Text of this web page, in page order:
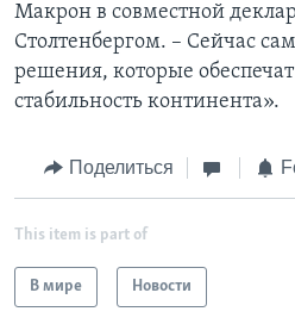
Макрон в совместной
Столтенбергом. – Сейчас
решения, которые
стабильность континента».
Поделиться
This item is part of
В мире Новости